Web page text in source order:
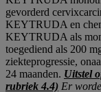
gevorderd
KEYTRUDA en
KEYTRUDA als
toegediend als 200
ziekteprogressie,
24 maanden. Uitstel
rubriek 4.4) Er